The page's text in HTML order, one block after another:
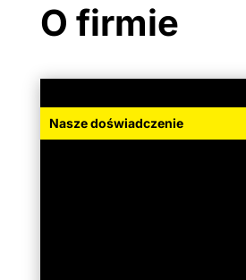
O firmie
Nasze doświadczenie